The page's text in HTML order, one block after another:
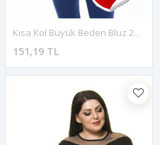
Kısa Kol Büyük Beden Bluz 20E-1780
151,19 TL